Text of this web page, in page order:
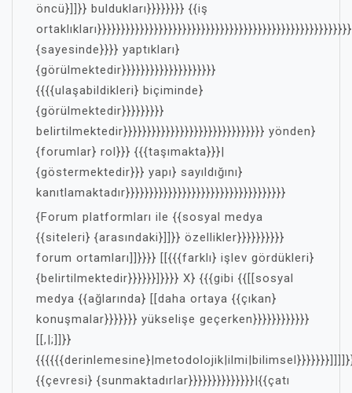
öncü}]]}} buldukları}}}}}}}} {{iş
ortaklıkları}}}}}}}}}}}}}}}}}}}}}}}}}}}}}}}}}}}}}}}}}}}}}}}}}}}}}}
{sayesinde}}}} yaptıkları}
{görülmektedir}}}}}}}}}}}}}}}}}}}}
{{{{ulaşabildikleri} biçiminde}
{görülmektedir}}}}}}}}}
belirtilmektedir}}}}}}}}}}}}}}}}}}}}}}}}}}}}}} yönden}
{forumlar} rol}}} {{{taşımakta}}}|
{göstermektedir}}} yapı} sayıldığını}
kanıtlamaktadır}}}}}}}}}}}}}}}}}}}}}}}}}}}}}}}}}}
{Forum platformları ile {{sosyal medya
{{siteleri} {arasındaki}]]}} özellikler}}}}}}}}}}
forum ortamları]]}}}} [[{{{farklı} işlev gördükleri}
{belirtilmektedir}}}}}}]}}}} X} {{{gibi {{[[sosyal
medya {{ağlarında} [[daha ortaya {{çıkan}
konuşmalar}}}}}}} yükselişe geçerken}}}}}}}}}}}}
[[,|;]]}}
{{çevresi} {sunmaktadırlar}}}}}}}}}}}}}}|{{çatı